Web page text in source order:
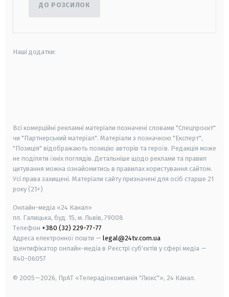
ДО РОЗСИЛОК
Наші додатки:
Всі комерційні рекламні матеріали позначені словами "Спецпроєкт"
чи "Партнерський матеріал". Матеріали з позначкою "Експерт",
"Позиція" відображають позицію авторів та героїв. Редакція може
не поділяти їхніх поглядів. Детальніше щодо реклами та правил
цитування можна ознайомитись в правилах користування сайтом.
Усі права захищені. Матеріали сайту призначені для осіб старше 21
року (21+)
Онлайн-медіа «24 Канал»
пл. Галицька, буд. 15, м. Львів, 79008
Телефон +380 (32) 229-77-77
Адреса електронної пошти — legal@24tv.com.ua
Ідентифікатор онлайн-медіа в Реєстрі суб'єктів у сфері медіа —
R40-06057
© 2005—2026, ПрАТ «Телерадіокомпанія "Люкс"», 24 Канал.